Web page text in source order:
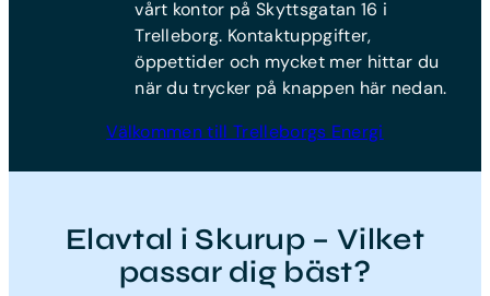
vårt kontor på Skyttsgatan 16 i
Trelleborg. Kontaktuppgifter,
öppettider och mycket mer hittar du
när du trycker på knappen här nedan.
Välkommen till Trelleborgs Energi
Elavtal i Skurup – Vilket
passar dig bäst?